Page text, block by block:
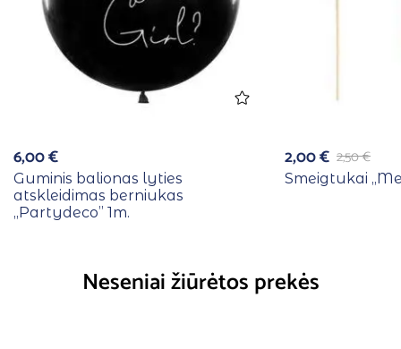
6,00€
Guminis balionas lyties
atskleidimas berniukas
,,Partydeco” 1m.
2,50€
2,00€
Smeigtukai
Neseniai žiūrėtos prekės